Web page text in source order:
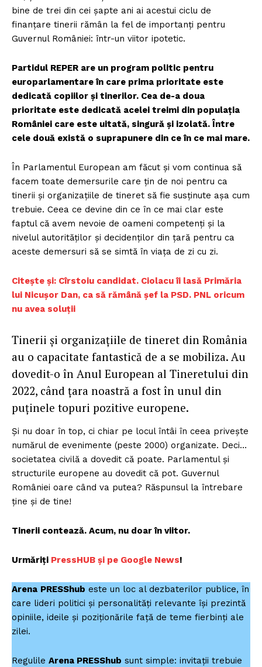
bine de trei din cei șapte ani ai acestui ciclu de
finanțare tinerii rămân la fel de importanți pentru
Guvernul României: într-un viitor ipotetic.
Partidul REPER are un program politic pentru
europarlamentare în care prima prioritate este
dedicată copiilor și tinerilor. Cea de-a doua
prioritate este dedicată acelei treimi din populația
României care este uitată, singură și izolată. Între
cele două există o suprapunere din ce în ce mai mare.
În Parlamentul European am făcut și vom continua să
facem toate demersurile care țin de noi pentru ca
tinerii și organizațiile de tineret să fie susținute așa cum
trebuie. Ceea ce devine din ce în ce mai clar este
faptul că avem nevoie de oameni competenți și la
nivelul autorităților și decidenților din țară pentru ca
aceste demersuri să se simtă în viața de zi cu zi.
Citește și: Cîrstoiu candidat. Ciolacu îi lasă Primăria
lui Nicușor Dan, ca să rămână șef la PSD. PNL oricum
nu avea soluții
Tinerii și organizațiile de tineret din România
au o capacitate fantastică de a se mobiliza. Au
dovedit-o în Anul European al Tineretului din
2022, când țara noastră a fost în unul din
puținele topuri pozitive europene.
Și nu doar în top, ci chiar pe locul întâi în ceea privește
numărul de evenimente (peste 2000) organizate. Deci…
societatea civilă a dovedit că poate. Parlamentul și
structurile europene au dovedit că pot. Guvernul
României oare când va putea? Răspunsul la întrebare
ține și de tine!
Tinerii contează. Acum, nu doar în viitor.
Urmăriți PressHUB și pe Google News!
Arena PRESShub este un loc al dezbaterilor publice, în
care lideri politici și personalități relevante își prezintă
opiniile, ideile și poziționările față de teme fierbinți ale
zilei.
Regulile Arena PRESShub sunt simple: invitații trebuie